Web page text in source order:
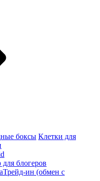
боксы Клетки для
блогеров
Трейд-ин (обмен с